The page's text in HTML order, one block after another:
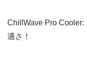
ChillWave Pro Cooler:
適さ！